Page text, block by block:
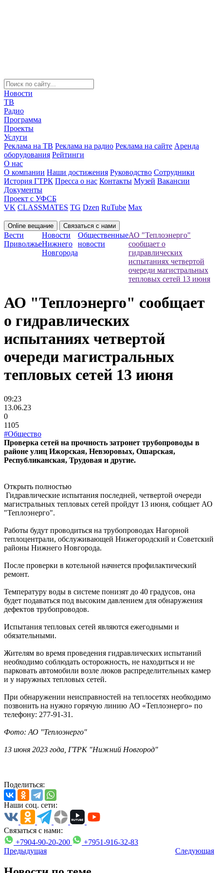
Новости
ТВ
Радио
Программа
Проекты
Услуги
Реклама на ТВ Реклама на радио Реклама на сайте Аренда
оборудования Рейтинги
О нас
О компании Наши достижения Руководство Сотрудники
История ГТРК Пресса о нас Контакты Музей Вакансии
Документы
Проект с УФСБ
VK CLASSMATES TG Dzen RuTube Max
Online вещание Связаться с нами
Вести
Приволжье
Новости
Нижнего
Новгорода
Общественные
новости
АО "Теплоэнерго"
сообщает о
гидравлических
испытаниях четвертой
очереди магистральных
тепловых сетей 13 июня
АО "Теплоэнерго" сообщает
о гидравлических
испытаниях четвертой
очереди магистральных
тепловых сетей 13 июня
09:23
13.06.23
0
1105
#Общество
Проверка сетей на прочность затронет трубопроводы в
районе улиц Ижорская, Невзоровых, Ошарская,
Республиканская, Трудовая и другие.
Открыть полностью
Гидравлические испытания последней, четвертой очереди
магистральных тепловых сетей пройдут 13 июня, собщает АО
"Теплоэнерго".
Работы будут проводиться на трубопроводах Нагорной
теплоцентрали, обслуживающей Нижегородский и Советский
районы Нижнего Новгорода.
После проверки в котельной начнется профилактический
ремонт.
Температуру воды в системе понизят до 40 градусов, она
будет подаваться под высоким давлением для обнаружения
дефектов трубопроводов.
Испытания тепловых сетей являются ежегодными и
обязательными.
Жителям во время проведения гидравлических испытаний
необходимо соблюдать осторожность, не находиться и не
парковать автомобили возле люков распределительных камер
и у наружных тепловых сетей.
При обнаружении неисправностей на теплосетях необходимо
позвонить на нужно горячую линию АО «Теплоэнерго» по
телефону: 277-91-31.
Фото: АО "Теплоэнерго"
13 июня 2023 года, ГТРК "Нижний Новгород"
Поделиться:
Наши соц. сети:
Связаться с нами:
+7904-90-20-200
+7951-916-32-83
Предыдущая
Следующая